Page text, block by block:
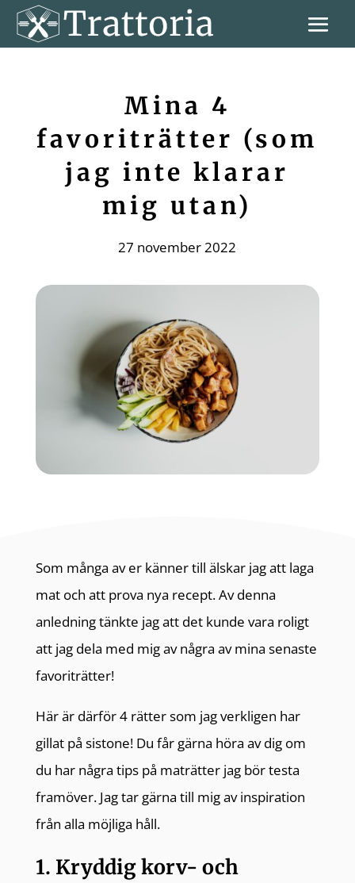
Mina 4
favoriträtter (som
jag inte klarar
mig utan)
27 november 2022
Som många av er känner till älskar jag att laga
mat och att prova nya recept. Av denna
anledning tänkte jag att det kunde vara roligt
att jag dela med mig av några av mina senaste
favoriträtter!
Här är därför 4 rätter som jag verkligen har
gillat på sistone! Du får gärna höra av dig om
du har några tips på maträtter jag bör testa
framöver. Jag tar gärna till mig av inspiration
från alla möjliga håll.
1. Kryddig korv- och